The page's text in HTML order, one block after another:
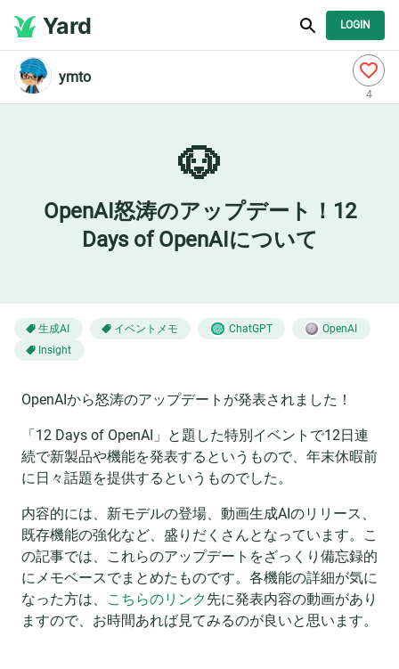
Yard LOGIN
ymto
4
🐶
OpenAI怒涛のアップデート！12
Days of OpenAIについて
生成AI イベントメモ ChatGPT
OpenAI
Insight
OpenAIから怒涛のアップデートが発表されました！
「12 Days of OpenAI」と題した特別イベントで12日連
続で新製品や機能を発表するというもので、年末休暇前
に日々話題を提供するというものでした。
内容的には、新モデルの登場、動画生成AIのリリース、
既存機能の強化など、盛りだくさんとなっています。こ
の記事では、これらのアップデートをざっくり備忘録的
にメモベースでまとめたものです。各機能の詳細が気に
なった方は、
こちらのリンク先に発表内容の動画があり
ますので、お時間あれば見てみるのが良いと思います。